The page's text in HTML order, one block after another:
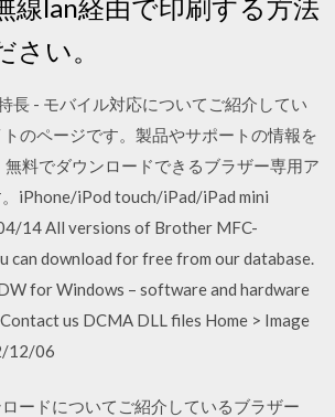
線lan経由で印刷する方法
さい。
長 - モバイル対応についてご紹介してい
のページです。製品やサポートの情報を
無料でダウンロードできるブラザー専用ア
iPhone/iPod touch/iPad/iPad mini
14 All versions of Brother MFC-
can download for free from our database.
for Windows – software and hardware
us DCMA DLL files Home > Image
12/06
ードについてご紹介しているブラザー